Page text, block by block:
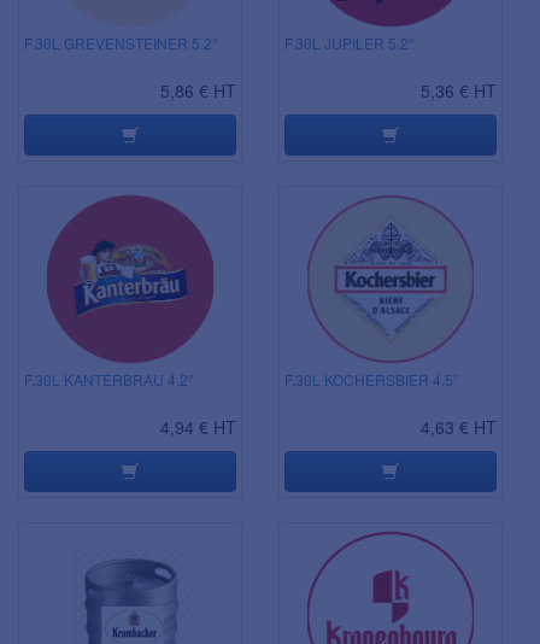
F.30L GREVENSTEINER 5.2°
5,86 € HT
F.30L JUPILER 5.2°
5,36 € HT
F.30L KANTERBRAU 4.2°
4,94 € HT
F.30L KOCHERSBIER 4.5°
4,63 € HT